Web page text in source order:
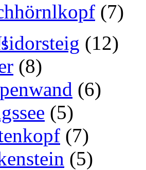
(7)
(12)
(8)
(6)
(5)
(7)
(5)